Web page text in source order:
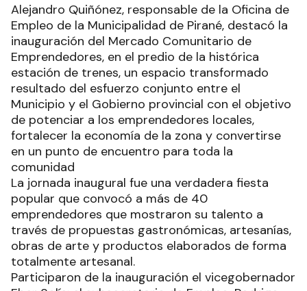
Alejandro Quiñónez, responsable de la Oficina de
Empleo de la Municipalidad de Pirané, destacó la
inauguración del Mercado Comunitario de
Emprendedores, en el predio de la histórica
estación de trenes, un espacio transformado
resultado del esfuerzo conjunto entre el
Municipio y el Gobierno provincial con el objetivo
de potenciar a los emprendedores locales,
fortalecer la economía de la zona y convertirse
en un punto de encuentro para toda la
comunidad
La jornada inaugural fue una verdadera fiesta
popular que convocó a más de 40
emprendedores que mostraron su talento a
través de propuestas gastronómicas, artesanías,
obras de arte y productos elaborados de forma
totalmente artesanal.
Participaron de la inauguración el vicegobernador